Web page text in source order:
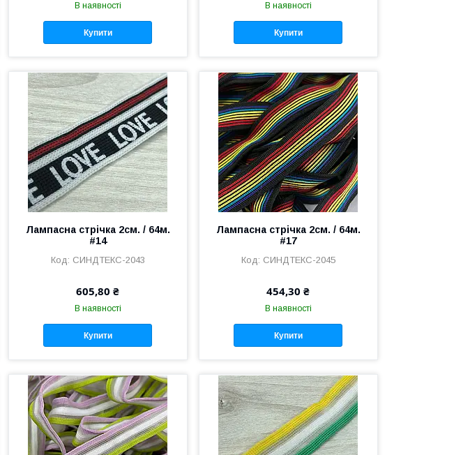
В наявності
Купити
В наявності
Купити
Лампасна стрічка 2см. / 64м.
#14
СИНДТЕКС-2043
605,80 ₴
В наявності
Купити
Лампасна стрічка 2см. / 64м.
#17
СИНДТЕКС-2045
454,30 ₴
В наявності
Купити